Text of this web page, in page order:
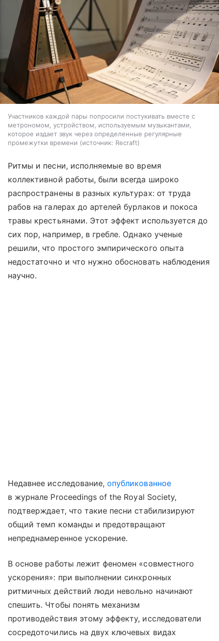
Участников каждой пары попросили постукивать вместе с
метрономом, устройством, используемым музыкантами,
которое издает звук через определенные регулярные
промежутки времени
источник: Recraft
Ритмы и песни, исполняемые во время
коллективной работы, были всегда широко
распространены в разных культурах: от труда
рабов на галерах до артелей бурлаков и покоса
травы крестьянами. Этот эффект используется до
сих пор, например, в гребле. Однако ученые
решили, что простого эмпирического опыта
недостаточно и что нужно обосновать наблюдения
научно.
Недавнее исследование,опубликованное
в журнале Proceedings of the Royal Society,
подтверждает, что такие песни стабилизируют
общий темп команды и предотвращают
непреднамеренное ускорение.
В основе работы лежит феномен «совместного
ускорения»: при выполнении синхронных
ритмичных действий люди невольно начинают
спешить. Чтобы понять механизм
противодействия этому эффекту, исследователи
сосредоточились на двух ключевых видах